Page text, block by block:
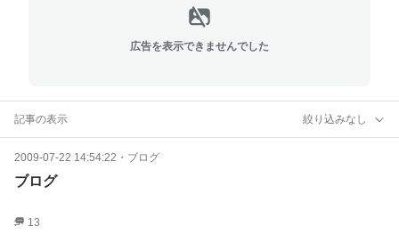
広告を表示できませんでした
記事の表示 絞り込みなし
2009-07-22 14:54:22 ・ ブログ
ブログ
13